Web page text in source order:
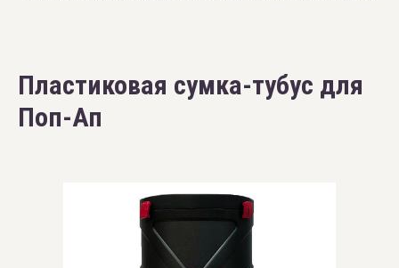
Пластиковая сумка-тубус для
Поп-Ап